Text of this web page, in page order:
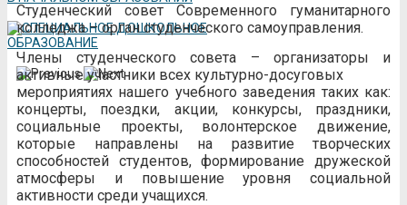
Студенческий совет Современного гуманитарного
колледжа – орган студенческого самоуправления.
Члены студенческого совета – организаторы и
активные участники всех культурно-досуговых
мероприятиях нашего учебного заведения таких как:
концерты, поездки, акции, конкурсы, праздники,
социальные проекты, волонтерское движение,
которые направлены на развитие творческих
способностей студентов, формирование дружеской
атмосферы и повышение уровня социальной
активности среди учащихся.